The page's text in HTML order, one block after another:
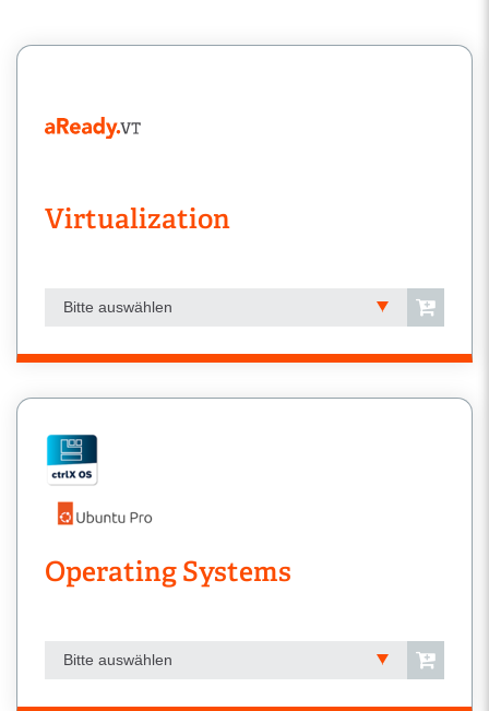
Virtualization
Bitte auswählen
Operating Systems
Bitte auswählen